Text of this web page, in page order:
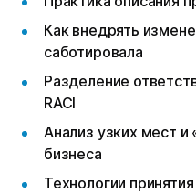
Как внедрять
саботировала
Разделение
RACI
Анализ узких мест и
бизнеса
Технологии